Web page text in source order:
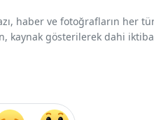
haber ve fotoğrafların her
kaynak gösterilerek dahi